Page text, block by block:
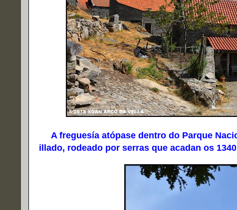
A freguesía atópase dentro do Parque
illado, rodeado por serras que acadan os